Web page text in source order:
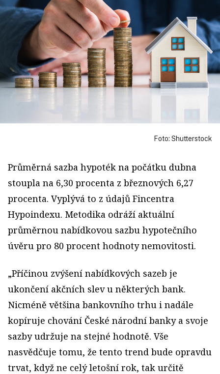
Foto: Shutterstock
Průměrná sazba hypoték na počátku dubna
stoupla na 6,30 procenta z březnových 6,27
procenta. Vyplývá to z údajů Fincentra
Hypoindexu. Metodika odráží aktuální
průměrnou nabídkovou sazbu hypotečního
úvěru pro 80 procent hodnoty nemovitosti.
„Příčinou zvýšení nabídkových sazeb je
ukončení akčních slev u některých bank.
Nicméně většina bankovního trhu i nadále
kopíruje chování České národní banky a svoje
sazby udržuje na stejné hodnotě. Vše
nasvědčuje tomu, že tento trend bude opravdu
trvat, když ne celý letošní rok, tak určitě